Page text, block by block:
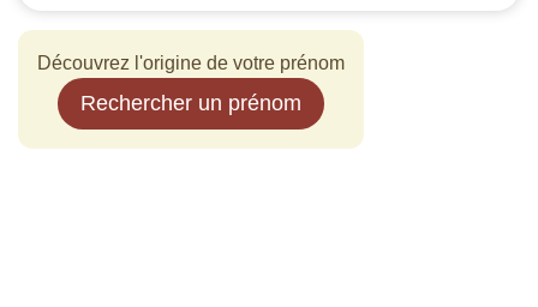
Découvrez l'origine de votre prénom
Rechercher un prénom